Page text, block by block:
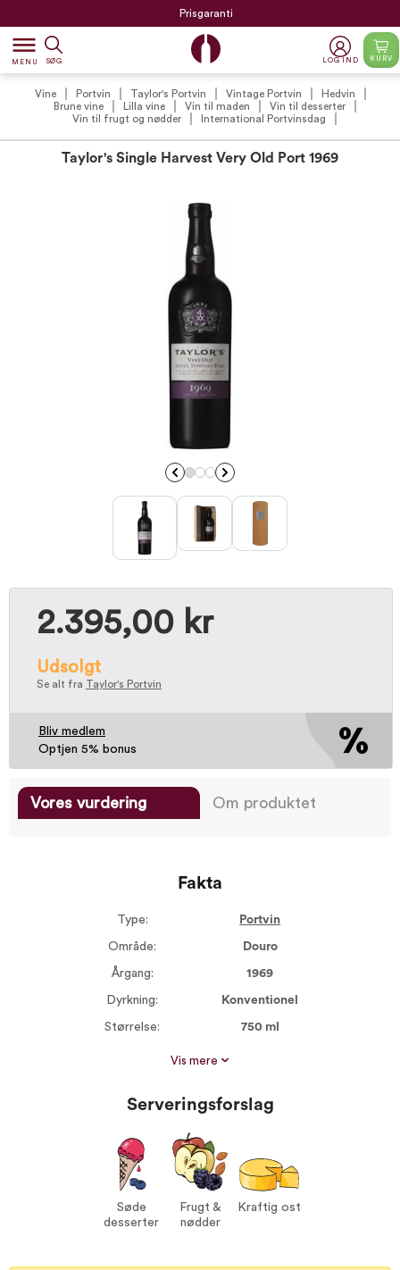
Prisgaranti
dehaze
MENU SØG LOG IND KURV
Vine Portvin Taylor's Portvin Vintage Portvin
Hedvin
Brune vine
Lilla vine Vin til maden
Vin til desserter
Vin til frugt og nødder
International Portvinsdag
Taylor's Single Harvest Very Old Port 1969
2.395,00 kr
Udsolgt
Se alt fra Taylor's Portvin
Bliv medlem
Optjen 5% bonus
Vores vurdering Om produktet
Fakta
Type: Portvin
Område: Douro
Årgang: 1969
Dyrkning: Konventionel
Størrelse: 750 ml
Vin til:
Søde desserter
Vis mere
Serveringsforslag
Søde
desserter
Frugt &
nødder
Kraftig ost